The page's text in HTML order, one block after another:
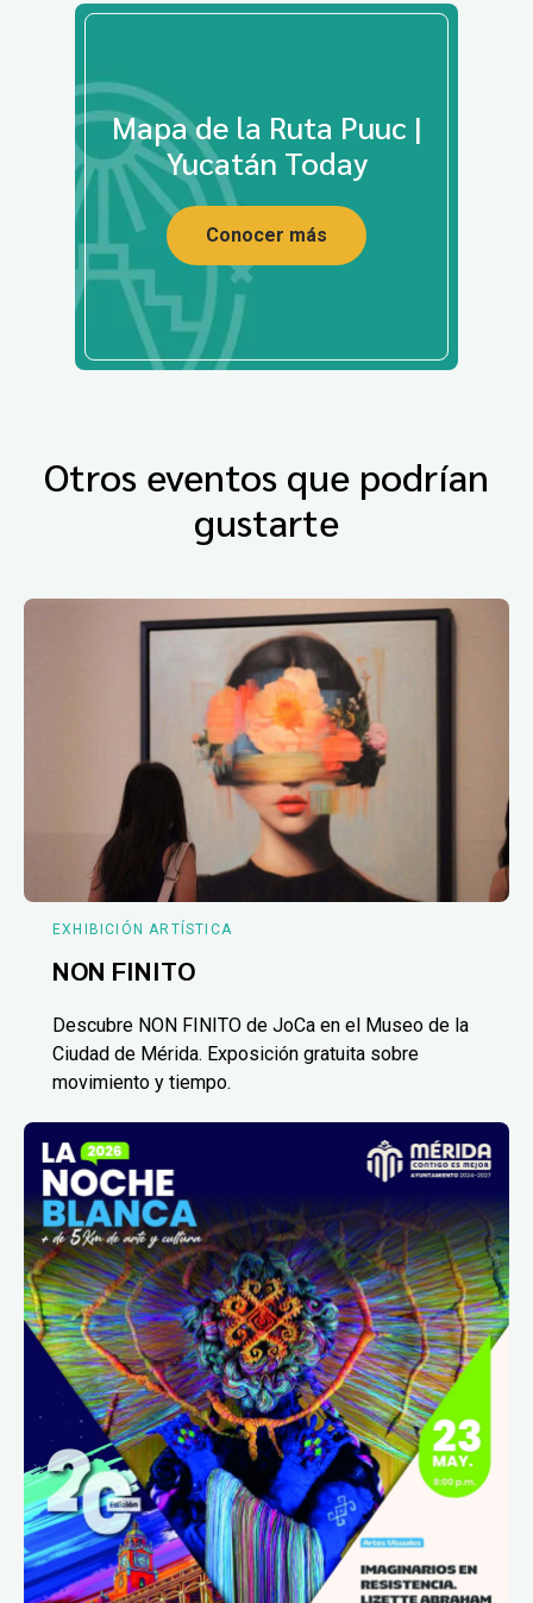
Mapa de la Ruta Puuc |
Yucatán Today
Conocer más
Otros eventos que podrían
gustarte
EXHIBICIÓN ARTÍSTICA
NON FINITO
Descubre NON FINITO de JoCa en el Museo de la
Ciudad de Mérida. Exposición gratuita sobre
movimiento y tiempo.